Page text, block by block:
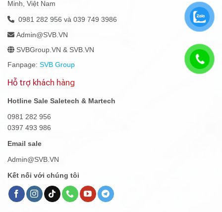
Minh, Việt Nam
0981 282 956 và 039 749 3986
Admin@SVB.VN
SVBGroup.VN & SVB.VN
Fanpage: SVB Group
Hỗ trợ khách hàng
Hotline Sale Saletech & Martech
0981 282 956
0397 493 986
Email sale
Admin@SVB.VN
Kết nối với chúng tôi